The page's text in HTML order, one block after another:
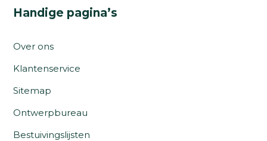
Handige pagina’s
Over ons
Klantenservice
Sitemap
Ontwerpbureau
Bestuivingslijsten